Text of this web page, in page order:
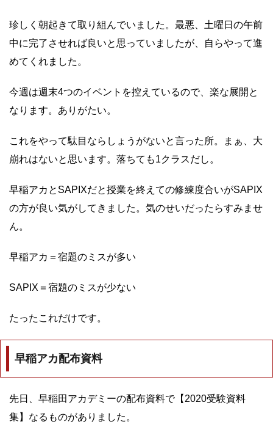
珍しく朝起きて取り組んでいました。最悪、土曜日の午前
中に完了させれば良いと思っていましたが、自らやって進
めてくれました。
今週は週末4つのイベントを控えているので、楽な展開と
なります。ありがたい。
これをやって駄目ならしょうがないと言った所。まぁ、大
崩れはないと思います。落ちても1クラスだし。
早稲アカとSAPIXだと授業を終えての修練度合いがSAPIX
の方が良い気がしてきました。気のせいだったらすみませ
ん。
早稲アカ＝宿題のミスが多い
SAPIX＝宿題のミスが少ない
たったこれだけです。
早稲アカ配布資料
先日、早稲田アカデミーの配布資料で【2020受験資料
集】なるものがありました。